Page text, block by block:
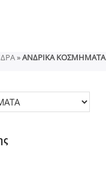
»ΑΝΔΡΙΚΑ ΚΟΣΜΗΜΑΤΑ